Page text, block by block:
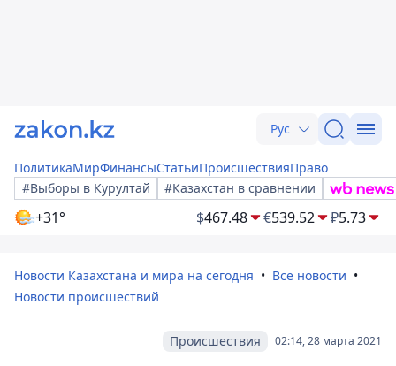
Рус
ПолитикаМирФинансыСтатьиПроисшествияПраво
#Выборы в Курултай
#Казахстан в сравнении
+31° $467.48 €539.52 ₽5.73
Новости Казахстана и мира на сегодня
Все новости
Новости происшествий
02:14, 28 марта 2021
Происшествия